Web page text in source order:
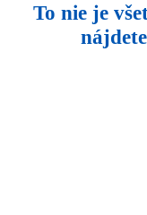
To nie je